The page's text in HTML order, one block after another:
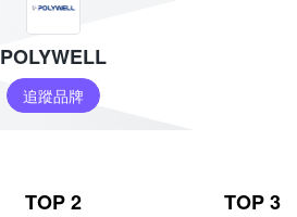
POLYWELL
追蹤品牌
TOP 2 TOP 3